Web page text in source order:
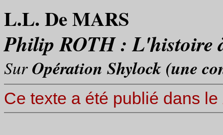
L.L. De MARS
Philip ROTH : L'histoire
SurOpération Shylock (une
Ce texte a été publié dans le